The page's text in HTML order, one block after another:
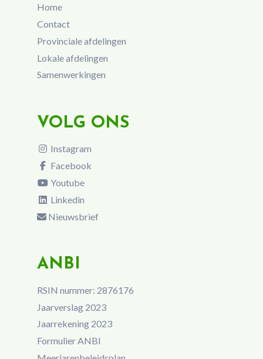
Home
Contact
Provinciale afdelingen
Lokale afdelingen
Samenwerkingen
VOLG ONS
Instagram
Facebook
Youtube
Linkedin
Nieuwsbrief
ANBI
RSIN nummer: 2876176
Jaarverslag 2023
Jaarrekening 2023
Formulier ANBI